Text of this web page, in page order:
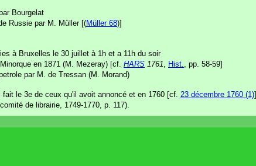
Bourgelat
Russie par M. Müller [(Müller 68)]
à Bruxelles le 30 juillet à 1h et a 11h du soir
en 1871 (M. Mezeray) [cf. HARS 1761 Hist.
, pp. 58-59]
par M. de Tressan (M. Morand)
le 3e de ceux qu'il avoit annoncé et en 1760 [cf. 23 décembre 1760 (1)],
de librairie, 1749-1770, p. 117).